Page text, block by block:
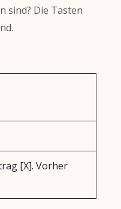
sind? Die Tasten
[X]. Vorher